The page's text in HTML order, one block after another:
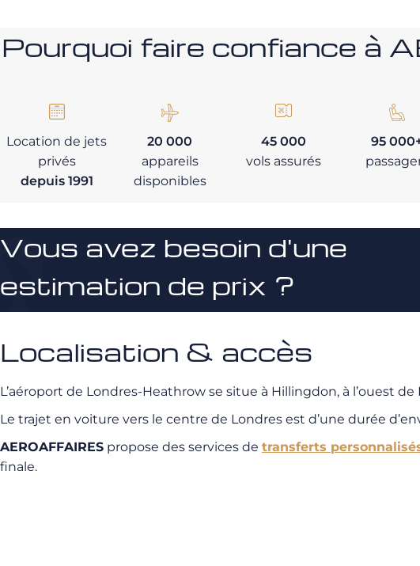
Pourquoi faire confiance à
Location de jets
privés
depuis 1991
20 000
appareils
disponibles
45 000
vols assurés
95
Vous avez besoin d'une
estimation de prix ?
Localisation & accès
L’aéroport de Londres-Heathrow se situe à Hillingdon, à l’ouest
Le trajet en voiture vers le centre de Londres est d’une durée
AEROAFFAIRES propose des services de transferts
finale.